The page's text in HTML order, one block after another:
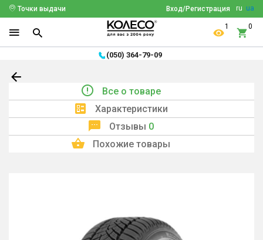
ru ua
Вход/Регистрация
Точки выдачи
1 0
(050) 364-79-09
Все о товаре
Характеристики
Отзывы 0
Похожие товары